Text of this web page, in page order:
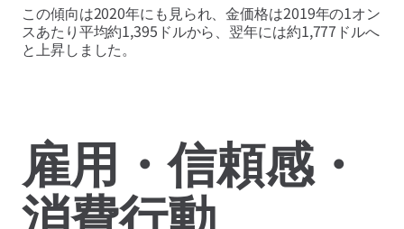
この傾向は2020年にも見られ、金価格は2019年の1オン
スあたり平均約1,395ドルから、翌年には約1,777ドルへ
と上昇しました。
雇用・信頼感・
消費行動